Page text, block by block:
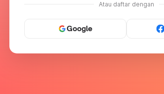
Atau daftar dengan
Google